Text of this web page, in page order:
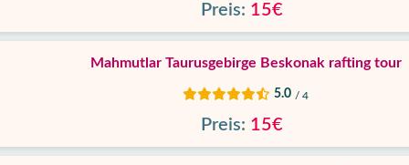
Preis: 15€
Mahmutlar Taurusgebirge Beskonak rafting tour
5.0 / 4
Preis: 15€